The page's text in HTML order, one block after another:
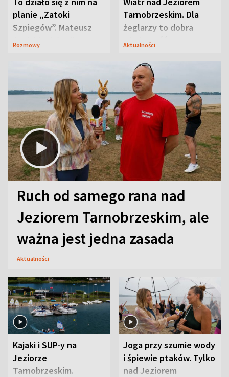
planie „Zatoki
Szpiegów”. Mateusz
Janicki odsłonił
Rozmowy
Tarnobrzeskim. Dla
żeglarzy to dobra
wiadomość
Aktualności
Ruch od samego rana nad
Jeziorem Tarnobrzeskim, ale
ważna jest jedna zasada
Aktualności
Kajaki i SUP-y na
Jeziorze
Tarnobrzeskim.
Joga przy szumie wody
i śpiewie ptaków. Tylko
nad Jeziorem